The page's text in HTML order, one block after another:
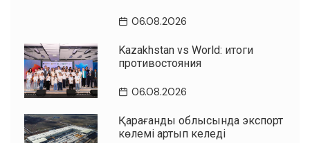
06.08.2026
Kazakhstan vs World: итоги
противостояния
06.08.2026
Қарағанды облысында экспорт
көлемі артып келеді